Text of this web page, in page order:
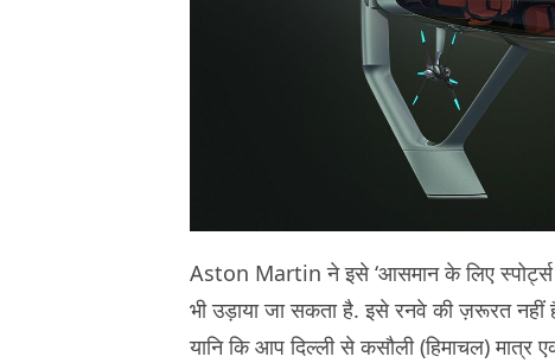
Aston Martin ने इसे ‘आसमान के लिए स्पोर्ट्स
भी उड़ाया जा सकता है. इसे रनवे की ज़रूरत नहीं
यानि कि आप दिल्ली से कसौली (हिमाचल)